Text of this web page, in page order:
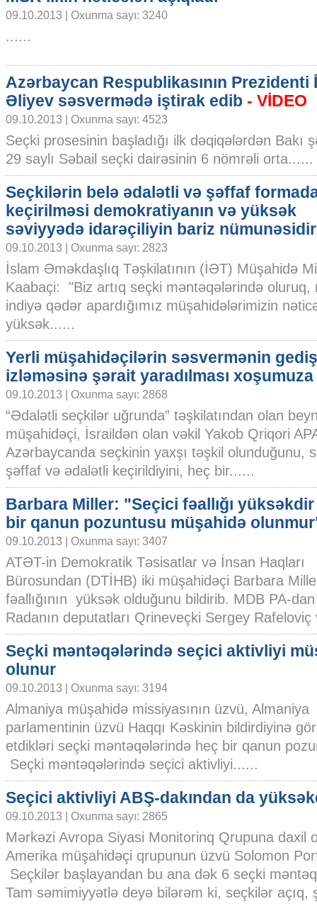
09.10.2013 | Oxunma sayı: 3240
......
Azərbaycan Respublikasının Prezidenti
Əliyev səsvermədə iştirak edib - VİDEO
09.10.2013 | Oxunma sayı: 4523
Seçki prosesinin başladığı ilk dəqiqələrdən Bakı
29 saylı Səbail seçki dairəsinin 6 nömrəli orta......
Seçkilərin belə ədalətli və şəffaf
keçirilməsi demokratiyanın və yüksək
səviyyədə idarəçiliyin bariz nümunəsidir
09.10.2013 | Oxunma sayı: 2823
İslam Əməkdaşlıq Təşkilatının (İƏT) Müşahidə
Kaabaçi: "Biz artıq seçki məntəqələrində oluruq,
indiyə qədər apardığımız müşahidələrimizin
yüksək......
Yerli müşahidəçilərin səsvermənin
izləməsinə şərait yaradılması
09.10.2013 | Oxunma sayı: 2868
“Ədalətli seçkilər uğrunda” təşkilatından olan
müşahidəçi, İsraildən olan vəkil Yakob Qriqori
Azərbaycanda seçkinin yaxşı təşkil olunduğunu,
şəffaf və ədalətli keçirildiyini, heç bir......
Barbara Miller: "Seçici fəallığı
bir qanun pozuntusu müşahidə
09.10.2013 | Oxunma sayı: 3407
ATƏT-in Demokratik Təsisatlar və İnsan Haqları
Bürosundan (DTİHB) iki müşahidəçi Barbara
fəallığının yüksək olduğunu bildirib. MDB PA-
Radanın deputatları Qrineveçki Sergey
Seçki məntəqələrində seçici aktivliyi
olunur
09.10.2013 | Oxunma sayı: 3194
Almaniya müşahidə missiyasının üzvü, Almaniya
parlamentinin üzvü Haqqı Kəskinin bildirdiyinə
etdikləri seçki məntəqələrində heç bir qanun
Seçki məntəqələrində seçici aktivliyi......
Seçici aktivliyi ABŞ-dakından da
09.10.2013 | Oxunma sayı: 2865
Mərkəzi Avropa Siyasi Monitorinq Qrupuna daxil
Amerika müşahidəçi qrupunun üzvü Solomon
Seçkilər başlayandan bu ana dək 6 seçki
Tam səmimiyyətlə deyə bilərəm ki, seçkilər açıq,